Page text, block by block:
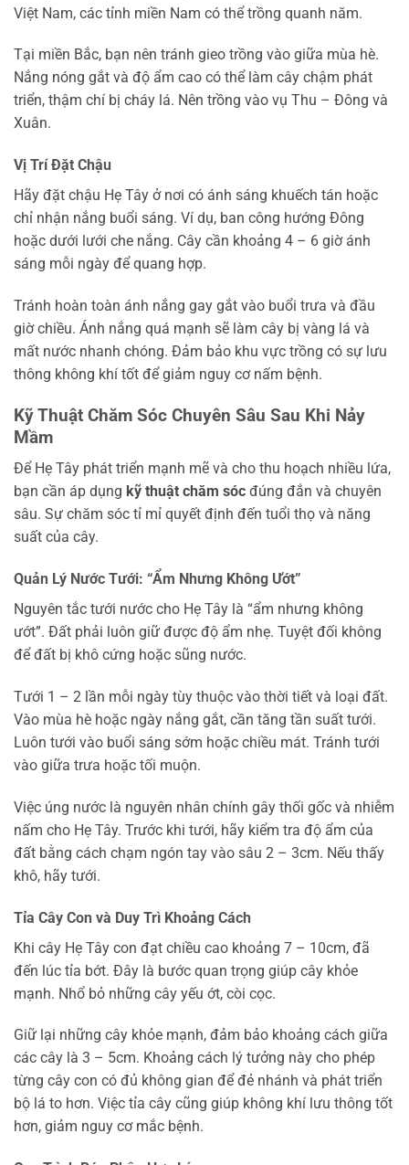
Việt Nam, các tỉnh miền Nam có thể trồng quanh năm.
Tại miền Bắc, bạn nên tránh gieo trồng vào giữa mùa hè.
Nắng nóng gắt và độ ẩm cao có thể làm cây chậm phát
triển, thậm chí bị cháy lá. Nên trồng vào vụ Thu – Đông và
Xuân.
Vị Trí Đặt Chậu
Hãy đặt chậu Hẹ Tây ở nơi có ánh sáng khuếch tán hoặc
chỉ nhận nắng buổi sáng. Ví dụ, ban công hướng Đông
hoặc dưới lưới che nắng. Cây cần khoảng 4 – 6 giờ ánh
sáng mỗi ngày để quang hợp.
Tránh hoàn toàn ánh nắng gay gắt vào buổi trưa và đầu
giờ chiều. Ánh nắng quá mạnh sẽ làm cây bị vàng lá và
mất nước nhanh chóng. Đảm bảo khu vực trồng có sự lưu
thông không khí tốt để giảm nguy cơ nấm bệnh.
Kỹ Thuật Chăm Sóc Chuyên Sâu Sau Khi Nảy
Mầm
Để Hẹ Tây phát triển mạnh mẽ và cho thu hoạch nhiều lứa,
bạn cần áp dụng kỹ thuật chăm sóc đúng đắn và chuyên
sâu. Sự chăm sóc tỉ mỉ quyết định đến tuổi thọ và năng
suất của cây.
Quản Lý Nước Tưới: “Ẩm Nhưng Không Ướt”
Nguyên tắc tưới nước cho Hẹ Tây là “ẩm nhưng không
ướt”. Đất phải luôn giữ được độ ẩm nhẹ. Tuyệt đối không
để đất bị khô cứng hoặc sũng nước.
Tưới 1 – 2 lần mỗi ngày tùy thuộc vào thời tiết và loại đất.
Vào mùa hè hoặc ngày nắng gắt, cần tăng tần suất tưới.
Luôn tưới vào buổi sáng sớm hoặc chiều mát. Tránh tưới
vào giữa trưa hoặc tối muộn.
Việc úng nước là nguyên nhân chính gây thối gốc và nhiễm
nấm cho Hẹ Tây. Trước khi tưới, hãy kiểm tra độ ẩm của
đất bằng cách chạm ngón tay vào sâu 2 – 3cm. Nếu thấy
khô, hãy tưới.
Tỉa Cây Con và Duy Trì Khoảng Cách
Khi cây Hẹ Tây con đạt chiều cao khoảng 7 – 10cm, đã
đến lúc tỉa bớt. Đây là bước quan trọng giúp cây khỏe
mạnh. Nhổ bỏ những cây yếu ớt, còi cọc.
Giữ lại những cây khỏe mạnh, đảm bảo khoảng cách giữa
các cây là 3 – 5cm. Khoảng cách lý tưởng này cho phép
từng cây con có đủ không gian để đẻ nhánh và phát triển
bộ lá to hơn. Việc tỉa cây cũng giúp không khí lưu thông tốt
hơn, giảm nguy cơ mắc bệnh.